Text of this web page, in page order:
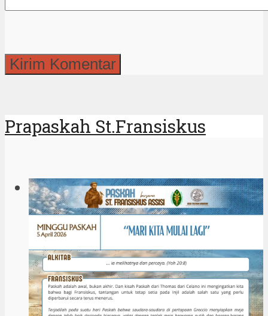
Prapaskah St.Fransiskus